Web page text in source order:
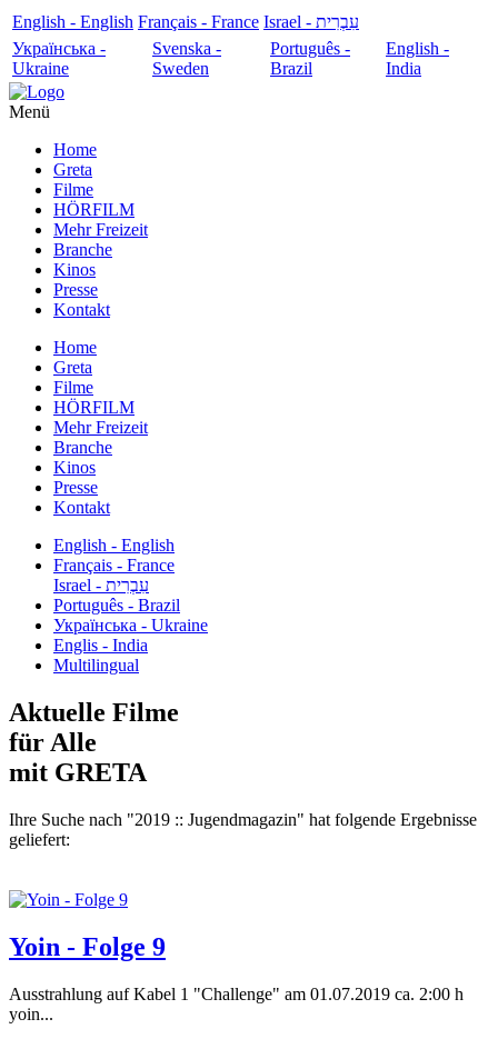
English - English Français - France
עִבְרִית - Israel
Українська -
Ukraine
Svenska -
Sweden
Português -
Brazil
English -
India
Menü
Home
Greta
Filme
HÖRFILM
Mehr Freizeit
Branche
Kinos
Presse
Kontakt
Home
Greta
Filme
HÖRFILM
Mehr Freizeit
Branche
Kinos
Presse
Kontakt
English - English
Français - France
עִבְרִית - Israel
Português - Brazil
Українська - Ukraine
Englis - India
Multilingual
Aktuelle Filme
für Alle
mit GRETA
Ihre Suche nach "2019 :: Jugendmagazin" hat folgende Ergebnisse
geliefert:
Yoin - Folge 9
Ausstrahlung auf Kabel 1 "Challenge" am 01.07.2019 ca. 2:00 h
yoin...